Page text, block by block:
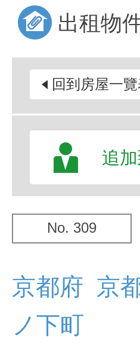
出租物
回到房屋一
追
No. 309
京都府 京
ノ下町